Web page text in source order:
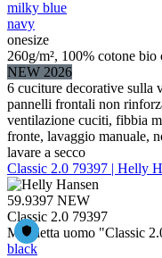
milky blue
navy
onesize
260g/m², 100% cotone bio
NEW 2026
6 cuciture decorative sulla
pannelli frontali non
ventilazione cuciti, fibbia
fronte, lavaggio manuale,
lavare a secco
Classic 2.0 79397 | Helly
59.9397 NEW
Classic 2.0 79397
Maglietta uomo "Classic
black